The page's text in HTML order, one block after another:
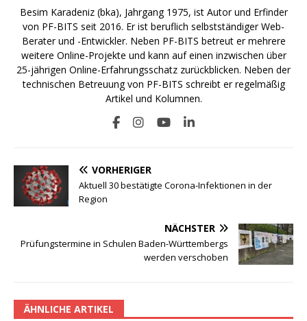
Besim Karadeniz (bka), Jahrgang 1975, ist Autor und Erfinder
von PF-BITS seit 2016. Er ist beruflich selbstständiger Web-
Berater und -Entwickler. Neben PF-BITS betreut er mehrere
weitere Online-Projekte und kann auf einen inzwischen über
25-jährigen Online-Erfahrungsschatz zurückblicken. Neben der
technischen Betreuung von PF-BITS schreibt er regelmäßig
Artikel und Kolumnen.
VORHERIGER
Aktuell 30 bestätigte Corona-Infektionen in der
Region
NÄCHSTER
Prüfungstermine in Schulen Baden-Württembergs
werden verschoben
ÄHNLICHE ARTIKEL